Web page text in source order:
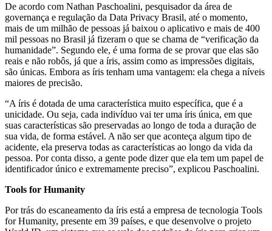
De acordo com Nathan Paschoalini, pesquisador da área de
governança e regulação da Data Privacy Brasil, até o momento,
mais de um milhão de pessoas já baixou o aplicativo e mais de 400
mil pessoas no Brasil já fizeram o que se chama de “verificação da
humanidade”. Segundo ele, é uma forma de se provar que elas são
reais e não robôs, já que a íris, assim como as impressões digitais,
são únicas. Embora as íris tenham uma vantagem: ela chega a níveis
maiores de precisão.
“A íris é dotada de uma característica muito específica, que é a
unicidade. Ou seja, cada indivíduo vai ter uma íris única, em que
suas características são preservadas ao longo de toda a duração de
sua vida, de forma estável. A não ser que aconteça algum tipo de
acidente, ela preserva todas as características ao longo da vida da
pessoa. Por conta disso, a gente pode dizer que ela tem um papel de
identificador único e extremamente preciso”, explicou Paschoalini.
Tools for Humanity
Por trás do escaneamento da íris está a empresa de tecnologia Tools
for Humanity, presente em 39 países, e que desenvolve o projeto